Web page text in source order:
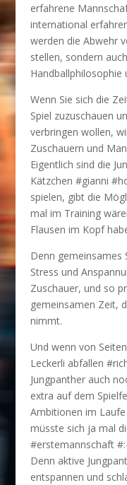
erfahrene
international
werden die Abwehr
stellen, sondern
Handballphilosophie
Wenn Sie sich die
Spiel zuzuschauen
verbringen wollen,
Zuschauern und
Eigentlich sind die
Kätzchen #gianni
spielen, gibt die
mal im Training
Flausen im Kopf
Denn gemeinsames
Stress und
Zuschauer, und so
gemeinsamen Zeit,
nimmt.
Und wenn von
Leckerli abfallen
Jungpanther auch
extra auf dem
Ambitionen im
müsste sich ja mal
#erstemannschaft
Denn aktive
entspannen und